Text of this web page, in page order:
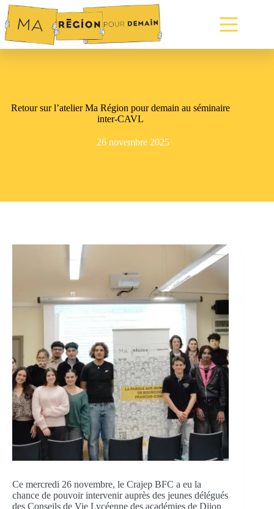
Passer
au
contenu
Retour sur l’atelier Ma Région pour demain au séminaire
inter-CAVL
26 novembre 2025
Ce mercredi 26 novembre, le Crajep BFC a eu la
chance de pouvoir intervenir auprès des jeunes délégués
des Conseils de Vie Lycéenne des académies de Dijon